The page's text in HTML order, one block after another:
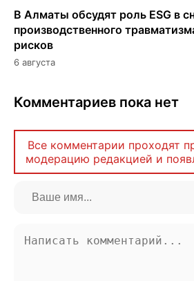
В Алматы обсудят роль ESG в
производственного
рисков
6 августа
Комментариев пока нет
Все комментарии проходят
модерацию редакцией и